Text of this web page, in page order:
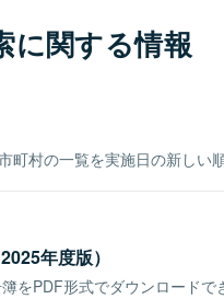
に関する情報
町村の一覧を実施日の新しい
年度版）
をPDF形式でダウンロードで